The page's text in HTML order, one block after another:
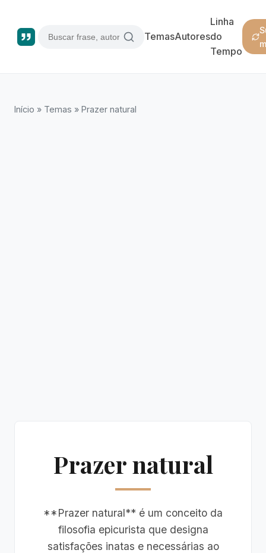
TemasAutores
Linha
do
Tempo
Início » Temas » Prazer natural
Prazer natural
**Prazer natural** é um conceito da
filosofia epicurista que designa
satisfações inatas e necessárias ao